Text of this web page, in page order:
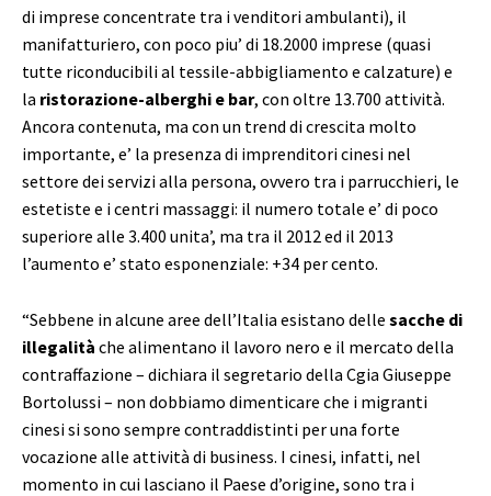
di imprese concentrate tra i venditori ambulanti), il
manifatturiero, con poco piu’ di 18.2000 imprese (quasi
tutte riconducibili al tessile-abbigliamento e calzature) e
la ristorazione-alberghi e bar, con oltre 13.700 attività.
Ancora contenuta, ma con un trend di crescita molto
importante, e’ la presenza di imprenditori cinesi nel
settore dei servizi alla persona, ovvero tra i parrucchieri, le
estetiste e i centri massaggi: il numero totale e’ di poco
superiore alle 3.400 unita’, ma tra il 2012 ed il 2013
l’aumento e’ stato esponenziale: +34 per cento.
“Sebbene in alcune aree dell’Italia esistano delle sacche di
illegalità che alimentano il lavoro nero e il mercato della
contraffazione – dichiara il segretario della Cgia Giuseppe
Bortolussi – non dobbiamo dimenticare che i migranti
cinesi si sono sempre contraddistinti per una forte
vocazione alle attività di business. I cinesi, infatti, nel
momento in cui lasciano il Paese d’origine, sono tra i